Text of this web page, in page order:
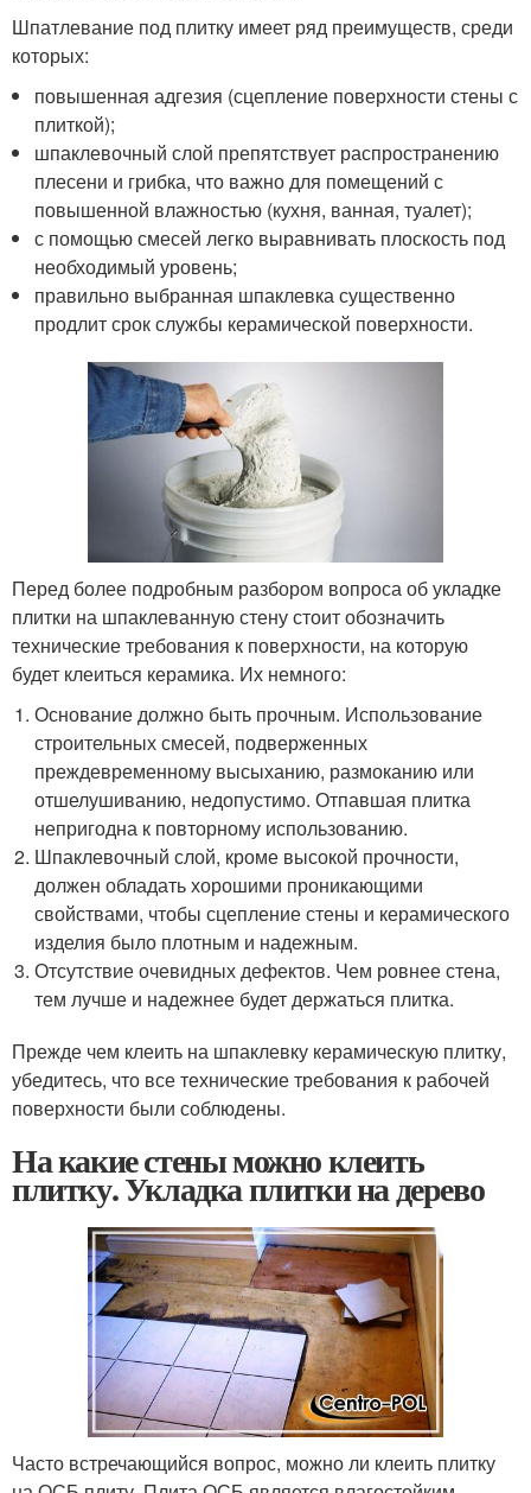
Шпатлевание под плитку имеет ряд преимуществ, среди
которых:
повышенная адгезия (сцепление поверхности стены с
плиткой);
шпаклевочный слой препятствует распространению
плесени и грибка, что важно для помещений с
повышенной влажностью (кухня, ванная, туалет);
с помощью смесей легко выравнивать плоскость под
необходимый уровень;
правильно выбранная шпаклевка существенно
продлит срок службы керамической поверхности.
Перед более подробным разбором вопроса об укладке
плитки на шпаклеванную стену стоит обозначить
технические требования к поверхности, на которую
будет клеиться керамика. Их немного:
Основание должно быть прочным. Использование
строительных смесей, подверженных
преждевременному высыханию, размоканию или
отшелушиванию, недопустимо. Отпавшая плитка
непригодна к повторному использованию.
Шпаклевочный слой, кроме высокой прочности,
должен обладать хорошими проникающими
свойствами, чтобы сцепление стены и керамического
изделия было плотным и надежным.
Отсутствие очевидных дефектов. Чем ровнее стена,
тем лучше и надежнее будет держаться плитка.
Прежде чем клеить на шпаклевку керамическую плитку,
убедитесь, что все технические требования к рабочей
поверхности были соблюдены.
На какие стены можно клеить
плитку. Укладка плитки на дерево
Часто встречающийся вопрос, можно ли клеить плитку